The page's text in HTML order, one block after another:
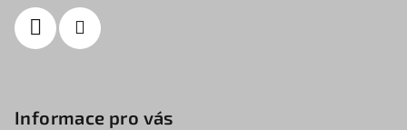
Informace pro vás